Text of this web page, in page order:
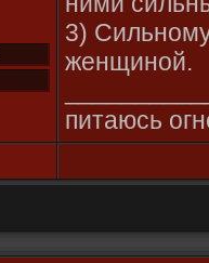
3)
женщиной.
питаюсь